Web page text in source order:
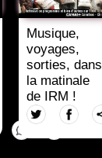
Musique,
voyages,
sorties, dans
la matinale
de IRM !